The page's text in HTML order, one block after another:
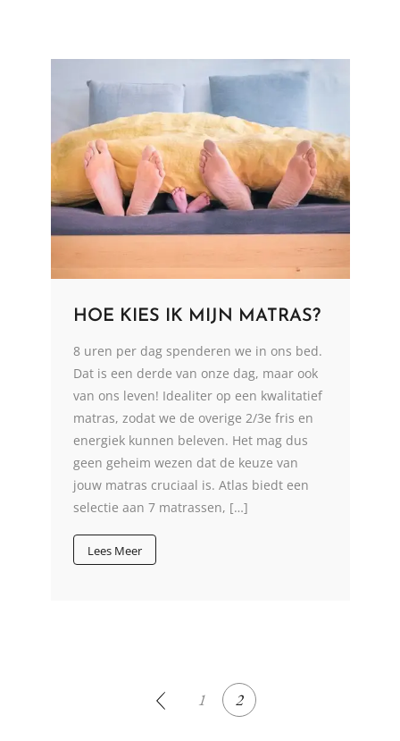
HOE KIES IK MIJN MATRAS?
8 uren per dag spenderen we in ons bed.
Dat is een derde van onze dag, maar ook
van ons leven! Idealiter op een kwalitatief
matras, zodat we de overige 2/3e fris en
energiek kunnen beleven. Het mag dus
geen geheim wezen dat de keuze van
jouw matras cruciaal is. Atlas biedt een
selectie aan 7 matrassen, […]
Lees Meer
BERICHTEN
PAGINERING
1 2